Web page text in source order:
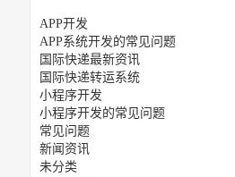
APP开发
APP系统开发的常见问题
国际快递最新资讯
国际快递转运系统
小程序开发
小程序开发的常见问题
常见问题
新闻资讯
未分类